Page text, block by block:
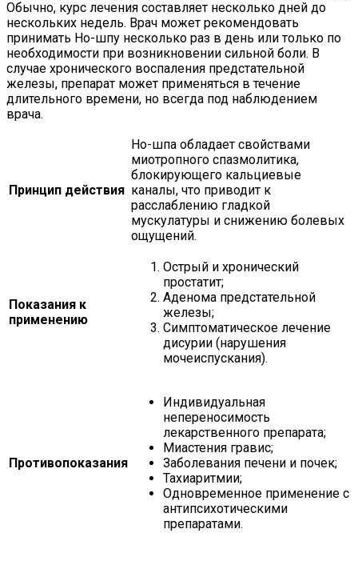
Обычно, курс лечения составляет несколько дней до
нескольких недель. Врач может рекомендовать
принимать Но-шпу несколько раз в день или только по
необходимости при возникновении сильной боли. В
случае хронического воспаления предстательной
железы, препарат может применяться в течение
длительного времени, но всегда под наблюдением
врача.
Принцип действия
Но-шпа обладает свойствами
миотропного спазмолитика,
блокирующего кальциевые
каналы, что приводит к
расслаблению гладкой
мускулатуры и снижению болевых
ощущений.
Показания к
применению
Острый и хронический
простатит;
Аденома предстательной
железы;
Симптоматическое лечение
дисурии (нарушения
мочеиспускания).
Противопоказания
Индивидуальная
непереносимость
лекарственного препарата;
Миастения гравис;
Заболевания печени и почек;
Тахиаритмии;
Одновременное применение с
антипсихотическими
препаратами.